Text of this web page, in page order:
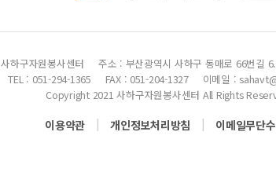
사하구자원봉사센터
주소 : 부산광역시 사하구 동매로 66번길
TEL : 051-294-1365
FAX : 051-204-1327
이메일 :
Copyright 2021 사하구자원봉사센터 All Rights
이용약관 | 개인정보처리방침 | 이메일무단